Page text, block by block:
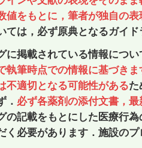
値をもとに，筆者が独自の
ては，必ず原典となるガイ
に掲載されている情報につ
執筆時点での情報に基づき
不適切となる可能性がある
． 必ず各薬剤の添付文書，
の記載をもとにした医療行
く必要があります．施設の